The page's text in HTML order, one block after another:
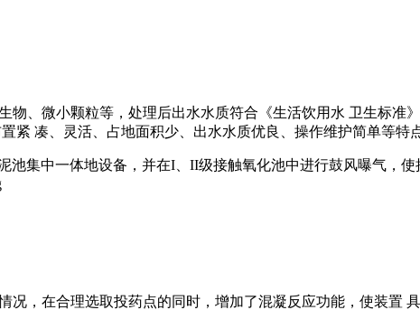
、微小颗粒等，处理后出水水质符合《生活饮用水 卫生标准
紧 凑、灵活、占地面积少、出水水质优良、操作维护简单等特
集中一体地设备，并在I、II级接触氧化池中进行鼓风曝气，
，在合理选取投药点的同时，增加了混凝反应功能，使装置